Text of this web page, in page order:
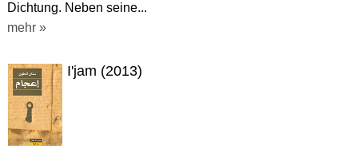
Dichtung. Neben seine...
mehr »
I'jam (2013)